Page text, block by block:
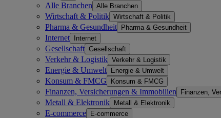
Alle Branchen Alle Branchen
Wirtschaft & Politik Wirtschaft & Politik
Pharma & Gesundheit Pharma & Gesundheit
Internet Internet
Gesellschaft Gesellschaft
Verkehr & Logistik Verkehr & Logistik
Energie & Umwelt Energie & Umwelt
Konsum & FMCG Konsum & FMCG
Finanzen, Versicherungen & Immobilien Finanzen,
Metall & Elektronik Metall & Elektronik
E-commerce E-commerce